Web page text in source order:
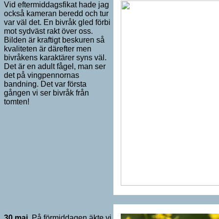
Vid eftermiddagsfikat hade jag
också kameran beredd och tur
var väl det. En bivråk gled förbi
mot sydväst rakt över oss.
Bilden är kraftigt beskuren så
kvaliteten är därefter men
bivråkens karaktärer syns väl.
Det är en adult fågel, man ser
det på vingpennornas
bandning. Det var första
gången vi ser bivråk från
tomten!